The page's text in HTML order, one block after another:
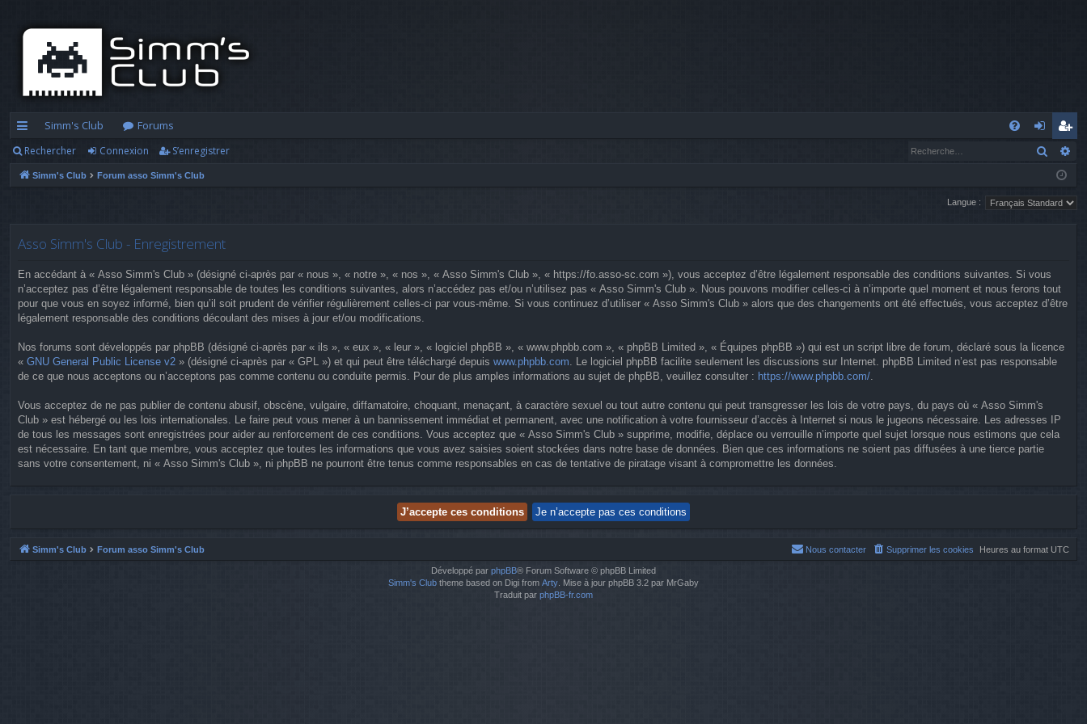
cc
ès
e
Simm's Club
Forums
o
n
n
’e
nr
eg
Rechercher Connexion S’enregistrer
Simm's Club Forum asso Simm's Club
Langue :
Asso Simm's Club - Enregistrement
En accédant à « Asso Simm's Club » (désigné ci-après par « nous », « notre », « nos », « Asso Simm's Club », « https://fo.asso-sc.com »), vous acceptez d’être légalement responsable des conditions suivantes. Si vous
n’acceptez pas d’être légalement responsable de toutes les conditions suivantes, alors n’accédez pas et/ou n’utilisez pas « Asso Simm's Club ». Nous pouvons modifier celles-ci à n’importe quel moment et nous ferons tout
pour que vous en soyez informé, bien qu’il soit prudent de vérifier régulièrement celles-ci par vous-même. Si vous continuez d’utiliser « Asso Simm's Club » alors que des changements ont été effectués, vous acceptez d’être
légalement responsable des conditions découlant des mises à jour et/ou modifications.
Nos forums sont développés par phpBB (désigné ci-après par « ils », « eux », « leur », « logiciel phpBB », « www.phpbb.com », « phpBB Limited », « Équipes phpBB ») qui est un script libre de forum, déclaré sous la licence
« GNU General Public License v2 » (désigné ci-après par « GPL ») et qui peut être téléchargé depuis www.phpbb.com. Le logiciel phpBB facilite seulement les discussions sur Internet. phpBB Limited n’est pas responsable
de ce que nous acceptons ou n’acceptons pas comme contenu ou conduite permis. Pour de plus amples informations au sujet de phpBB, veuillez consulter : https://www.phpbb.com/.
Vous acceptez de ne pas publier de contenu abusif, obscène, vulgaire, diffamatoire, choquant, menaçant, à caractère sexuel ou tout autre contenu qui peut transgresser les lois de votre pays, du pays où « Asso Simm's
Club » est hébergé ou les lois internationales. Le faire peut vous mener à un bannissement immédiat et permanent, avec une notification à votre fournisseur d’accès à Internet si nous le jugeons nécessaire. Les adresses IP
de tous les messages sont enregistrées pour aider au renforcement de ces conditions. Vous acceptez que « Asso Simm's Club » supprime, modifie, déplace ou verrouille n’importe quel sujet lorsque nous estimons que cela
est nécessaire. En tant que membre, vous acceptez que toutes les informations que vous avez saisies soient stockées dans notre base de données. Bien que ces informations ne soient pas diffusées à une tierce partie
sans votre consentement, ni « Asso Simm's Club », ni phpBB ne pourront être tenus comme responsables en cas de tentative de piratage visant à compromettre les données.
Simm's Club Forum asso Simm's Club Heures au format UTC
Supprimer les cookies
Nous contacter
Développé par phpBB® Forum Software © phpBB Limited
Simm's Club theme based on Digi from Arty . Mise à jour phpBB 3.2 par MrGaby
Traduit par phpBB-fr.com